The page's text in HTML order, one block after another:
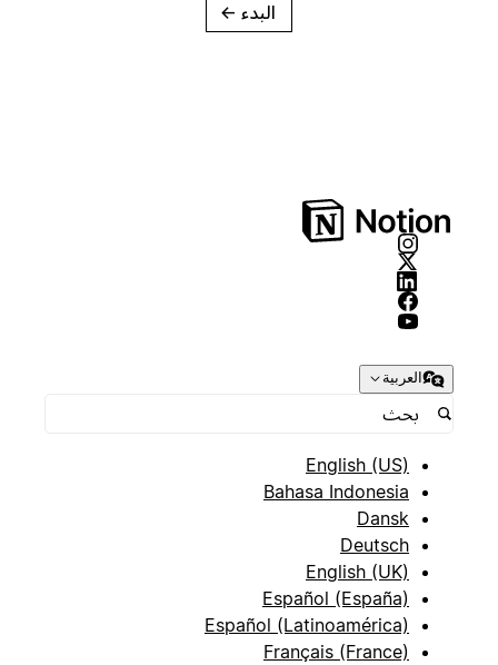
→
العربية
English (US)
Bahasa Indonesia
Dansk
Deutsch
English (UK)
Español (España)
Español (Latinoamérica)
Français (France)